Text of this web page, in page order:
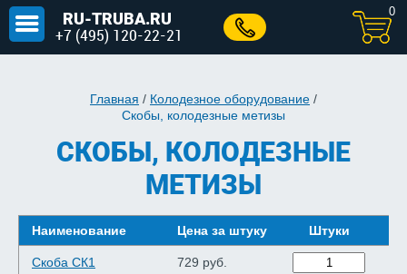
RU-TRUBA.RU
+7 (495) 120-22-21
0
Главная / Колодезное оборудование /
Скобы, колодезные метизы
СКОБЫ, КОЛОДЕЗНЫЕ
МЕТИЗЫ
Наименование Цена за штуку Штуки
Скоба СК1 729 руб.